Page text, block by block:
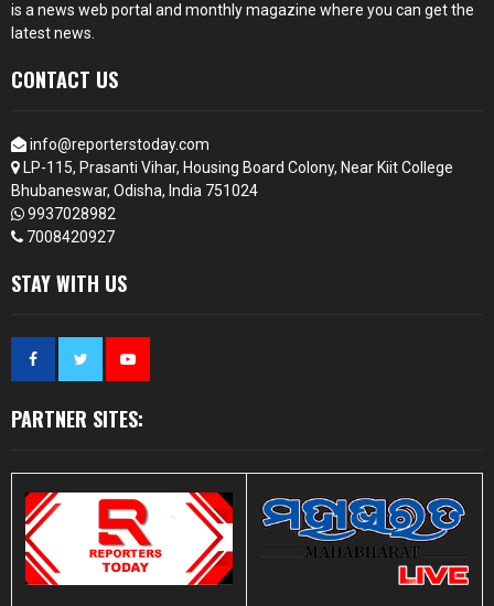
is a news web portal and monthly magazine where you can get the
latest news.
CONTACT US
info@reporterstoday.com
LP-115, Prasanti Vihar, Housing Board Colony, Near Kiit College
Bhubaneswar, Odisha, India 751024
9937028982
7008420927
STAY WITH US
PARTNER SITES: